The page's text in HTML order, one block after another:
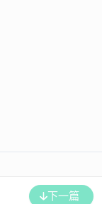
下一篇